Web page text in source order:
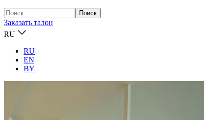
Заказать талон
RU
RU
EN
BY